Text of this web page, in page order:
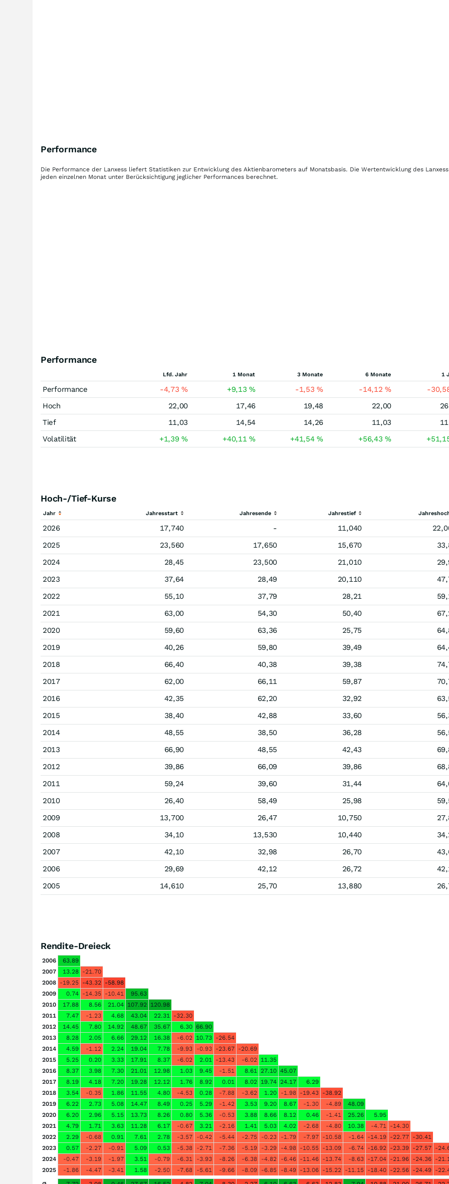
Performance
Die Performance der Lanxess liefert Statistiken zur Entwicklung des Aktienbarometers auf Monatsbasis. Die Wertentwicklung des Lanxess
jeden einzelnen Monat unter Berücksichtigung jeglicher Performances berechnet.
Performance
Lfd. Jahr 1 Monat 3 Monate 6 Monate 1
Performance -4,73% +9,13% -1,53% -14,12% -
Hoch
22,00 17,46 19,48 22,00
Tief
11,03 14,54 14,26 11,03
Volatilität
+1,39% +40,11% +41,54% +56,43%
Hoch-/Tief-Kurse
Jahr Jahresstart Jahresende Jahrestief
2026 17,740 - 11,040
2025
23,560 17,650 15,670
2024
28,45 23,500 21,010
2023
37,64 28,49 20,110
2022
55,10 37,79 28,21
2021
63,00 54,30 50,40
2020
59,60 63,36 25,75
2019
40,26 59,80 39,49
2018
66,40 40,38 39,38
2017
62,00 66,11 59,87
2016
42,35 62,20 32,92
2015
38,40 42,88 33,60
2014
48,55 38,50 36,28
2013
66,90 48,55 42,43
2012
39,86 66,09 39,86
2011
59,24 39,60 31,44
2010
26,40 58,49 25,98
2009
13,700 26,47 10,750
2008
34,10 13,530 10,440
2007
42,10 32,98 26,70
2006
29,69 42,12 26,72
2005
14,610 25,70 13,880
Rendite-Dreieck
2006
63.89
2007
13.28 -21.70
2008 -19.25 -43.32 -58.98
2009
0.74 -14.35 -10.41
95.63
2010
17.88 8.56 21.04 107.92 120.98
2011
7.47 -1.23 4.68 43.04 22.31 -32.30
2012
14.45 7.80 14.92 48.67 35.67 6.30 66.90
2013
8.28 2.05 6.66 29.12 16.38 -6.02 10.73 -26.54
2014
4.59 -1.12 2.24 19.04 7.78 -9.93 -0.93 -23.67 -20.69
2015
5.25 0.20 3.33 17.91 8.37 -6.02 2.01 -13.43 -6.02
11.35
2016
8.37 3.98 7.30 21.01 12.98 1.03 9.45 -1.51 8.61 27.10 45.07
2017
8.19 4.18 7.20 19.28 12.12 1.76 8.92 0.01 8.02 19.74 24.17
6.29
2018
3.54 -0.35 1.86 11.55 4.80 -4.53 0.28 -7.88 -3.62 1.20 -1.98 -19.43 -38.92
2019
6.22 2.73 5.08 14.47 8.49 0.25 5.29 -1.42 3.53 9.20 8.67 -1.30 -4.89
48.09
2020
6.20 2.96 5.15 13.73 8.26 0.80 5.36 -0.53 3.88 8.66 8.12 0.46 -1.41 25.26
5.95
2021
4.79 1.71 3.63 11.28 6.17 -0.67 3.21 -2.16 1.41 5.03 4.02 -2.68 -4.80 10.38 -4.71 -14.30
2022
2.29 -0.68 0.91 7.61 2.78 -3.57 -0.42 -5.44 -2.75 -0.23 -1.79 -7.97 -10.58 -1.64 -14.19 -22.77 -30.41
2023
0.57 -2.27 -0.91 5.09 0.53 -5.38 -2.71 -7.36 -5.19 -3.29 -4.98 -10.55 -13.09 -6.74 -16.92 -23.39 -27.57 -
2024
-0.47 -3.19 -1.97 3.51 -0.79 -6.31 -3.93 -8.26 -6.38 -4.82 -6.46 -11.46 -13.74 -8.63 -17.04 -21.96 -24.36 -
2025
-1.86 -4.47 -3.41 1.58 -2.50 -7.68 -5.61 -9.66 -8.09 -6.85 -8.49 -13.06 -15.22 -11.15 -18.40 -22.56 -24.49 -